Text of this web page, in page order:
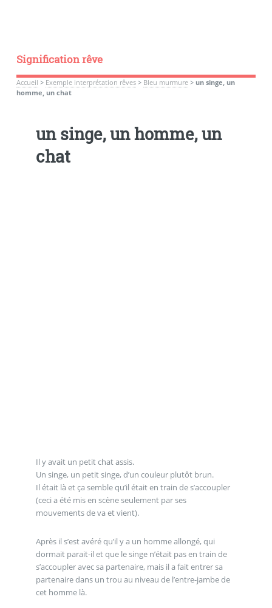
Signification rêve
Accueil > Exemple interprétation rêves> Bleu murmure> un singe, un
homme, un chat
un singe, un homme, un
chat
Il y avait un petit chat assis.
Un singe, un petit singe, d’un couleur plutôt brun.
Il était là et ça semble qu’il était en train de s’accoupler
(ceci a été mis en scène seulement par ses
mouvements de va et vient).
Après il s’est avéré qu’il y a un homme allongé, qui
dormait parait-il et que le singe n’était pas en train de
s’accoupler avec sa partenaire, mais il a fait entrer sa
partenaire dans un trou au niveau de l’entre-jambe de
cet homme là.